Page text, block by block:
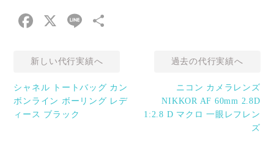
Facebook
X Line
新しい代行実績へ
シャネル トートバッグ カン
ボンライン ボーリング レデ
ィース ブラック
過去の代行実績へ
ニコン カメラレンズ
NIKKOR AF 60mm 2.8D
1:2.8 D マクロ 一眼レフレン
ズ